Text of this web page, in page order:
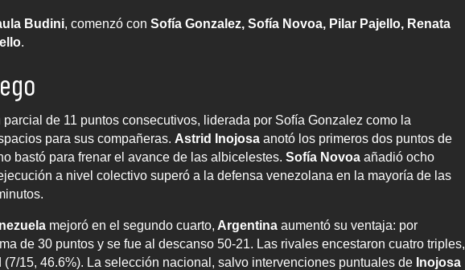
Budini, comenzó con Sofía Gonzalez, Sofía Novoa, Pilar Pajello, Renata
.
parcial de 11 puntos consecutivos, liderada por Sofía Gonzalez como la
para sus compañeras. Astrid Inojosa anotó los primeros dos puntos de
bastó para frenar el avance de las albicelestes. Sofía Novoa añadió ocho
a nivel colectivo superó a la defensa venezolana en la mayoría de las
mejoró en el segundo cuarto, Argentina aumentó su ventaja: por
de 30 puntos y se fue al descanso 50-21. Las rivales encestaron cuatro triples,
15, 46.6%). La selección nacional, salvo intervenciones puntuales de Inojosa